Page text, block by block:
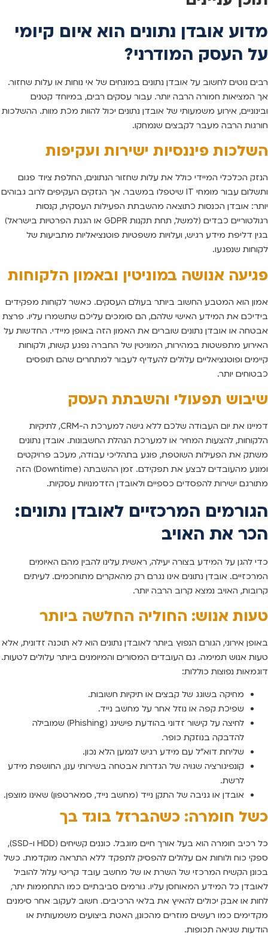
מדוע אובדן נתונים הוא איום קיומי
על העסק המודרני?
רבים נוטים לחשוב על אובדן נתונים במונחים של אי נוחות או עלות שחזור.
אך המציאות חמורה הרבה יותר. עבור עסקים רבים, במיוחד קטנים
ובינוניים, אירוע משמעותי של אובדן נתונים יכול להוות מכת מוות. ההשלכות
חורגות הרבה מעבר לקבצים שנמחקו.
השלכות פיננסיות ישירות ועקיפות
הנזק הכלכלי המיידי כולל את עלות שחזור הנתונים, החלפת ציוד פגום
ותשלום עבור מומחי IT שיטפלו במשבר. אך הנזקים העקיפים לרוב גבוהים
יותר: אובדן הכנסות כתוצאה מהשבתת הפעילות העסקית, קנסות
רגולטוריים כבדים (למשל, תחת תקנות GDPR או הגנת הפרטיות בישראל)
בגין דליפת מידע רגיש, ועלויות משפטיות פוטנציאליות מתביעות של
לקוחות שנפגעו.
פגיעה אנושה במוניטין ובאמון הלקוחות
אמון הוא המטבע החשוב ביותר בעולם העסקים. כאשר לקוחות מפקידים
בידיכם את המידע האישי שלהם, הם סומכים עליכם שתשמרו עליו. פרצת
אבטחה או אובדן נתונים שוברים את האמון הזה באופן מיידי. החדשות על
האירוע מתפשטות במהירות, המוניטין של החברה נפגע קשות, ולקוחות
קיימים ופוטנציאליים עלולים להעדיף לעבור למתחרים שהם תופסים
כבטוחים יותר.
שיבוש תפעולי והשבתת העסק
דמיינו את יום העבודה שלכם ללא גישה למערכת ה-CRM, לתיקיות
הלקוחות, להצעות המחיר או למערכת הנהלת החשבונות. אובדן נתונים
משתק את הפעילות השוטפת, פוגע בתהליכי עבודה, מעכב פרויקטים
ומונע מהעובדים לבצע את תפקידם. זמן ההשבתה (Downtime) הזה
מתורגם ישירות להפסדים כספיים ולאובדן הזדמנויות עסקיות.
הגורמים המרכזיים לאובדן נתונים:
הכר את האויב
כדי להגן על המידע בצורה יעילה, ראשית עלינו להבין מהם האיומים
המרכזיים. אובדן נתונים אינו נגרם רק מהאקרים מתוחכמים. לעיתים
קרובות, האויב נמצא קרוב הרבה יותר.
טעות אנוש: החוליה החלשה ביותר
באופן אירוני, הגורם הנפוץ ביותר לאובדן נתונים הוא לא תוכנה זדונית, אלא
טעות אנוש תמימה. גם העובדים המסורים והמיומנים ביותר עלולים לטעות.
דוגמאות נפוצות כוללות:
מחיקה בשוגג של קבצים או תיקיות חשובות.
שפיכת קפה או נוזל אחר על מחשב נייד.
לחיצה על קישור זדוני בהודעת פישינג (Phishing) שמובילה
להדבקה בנוזקת כופר.
שליחת דוא”ל עם מידע רגיש לנמען הלא נכון.
קונפיגורציה שגויה של הגדרות אבטחה בשירותי ענן, החושפת מידע
לרשת.
אובדן או גניבה של התקן נייד (מחשב נייד, סמארטפון) שאינו מוצפן.
כשל חומרה: כשהברזל בוגד בך
כל רכיב חומרה הוא בעל אורך חיים מוגבל. כוננים קשיחים (HDD ו-SSD),
ספקי כוח ולוחות אם עלולים להפסיק לתפקד ללא התראה מוקדמת. כשל
בכונן הקשיח המרכזי של השרת או של מחשב עובד קריטי עלול להוביל
לאובדן כל המידע המאוחסן עליו. גורמים סביבתיים כמו התחממות יתר,
לחות או אבק יכולים להאיץ את בלאי הרכיבים. חשוב לעקוב אחר סימנים
מקדימים כמו רעשים מוזרים מהכונן, האטת ביצועים משמעותית או
הודעות שגיאה תכופות.